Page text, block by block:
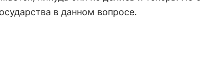
в данном вопросе.